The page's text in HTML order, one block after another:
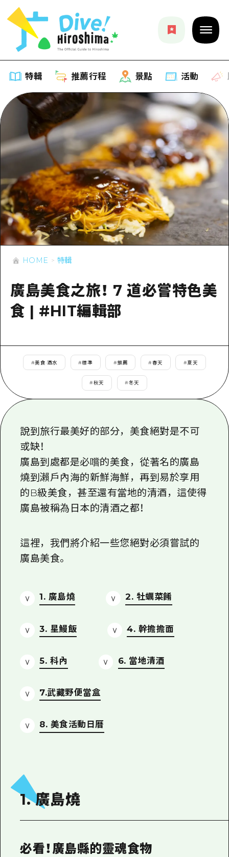
特輯 推薦行程 景點 活動
特輯
列表
推薦
藝術
活動·廟會
美食·酒水
騎自行車
購物
運動
夜晚生活
標準
歷史·文化
自然
推薦行程
列表
Dive! Hiroshima 官方向導
廣島隨意旅行
廣島市內
安芸
美北
藝北
東山口
短途旅行
半天
2晚3天
景點
列表
廣島市內
安芸
答對了
美北
藝北
東山口
愛媛
島根
活動
即時訊息
有用的信息
列表
存取
超值遊覽門票
行李寄存及運送服務
廣島免費 Wi-Fi
志願者指南
廣島視頻
照片下載
HOME
HOME 特輯
廣島美食之旅！ 7 道必嘗特色美
食 | #HIT編輯部
#美食·酒水 #標準 #推薦 #春天 #夏天
#秋天 #冬天
說到旅行最美好的部分，美食絕對是不可
或缺！
廣島到處都是必嚐的美食，從著名的廣島
燒到瀨戶內海的新鮮海鮮，再到易於享用
的B級美食，甚至還有當地的清酒，這使得
廣島被稱為日本的清酒之都！
這裡，我們將介紹一些您絕對必須嘗試的
廣島美食。
1. 廣島燒 2. 牡蠣菜餚
3. 星鰻飯 4. 幹擔擔面
5. 科內 6. 當地清酒
7.武藏野便當盒
8. 美食活動日曆
1. 廣島燒
必看！廣島縣的靈魂食物